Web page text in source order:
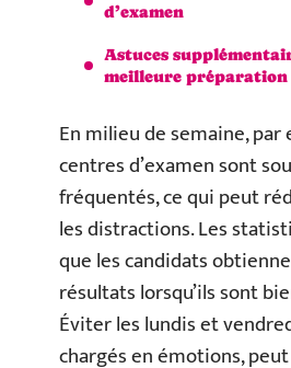
d’examen
Astuces
meilleure préparation
En milieu de semaine, par
centres d’examen sont
fréquentés, ce qui peut
les distractions. Les
que les candidats
résultats lorsqu’ils sont
Éviter les lundis et
chargés en émotions,